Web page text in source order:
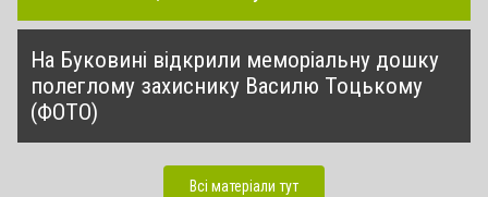
На Буковині відкрили меморіальну дошку
полеглому захиснику Василю Тоцькому
(ФОТО)
Всі матеріали тут